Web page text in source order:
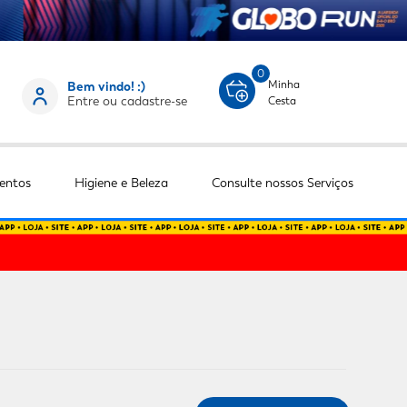
Bem vindo! :)
Entre ou cadastre-se
0
Minha
Cesta
Higiene e Beleza Consulte nossos Serviços